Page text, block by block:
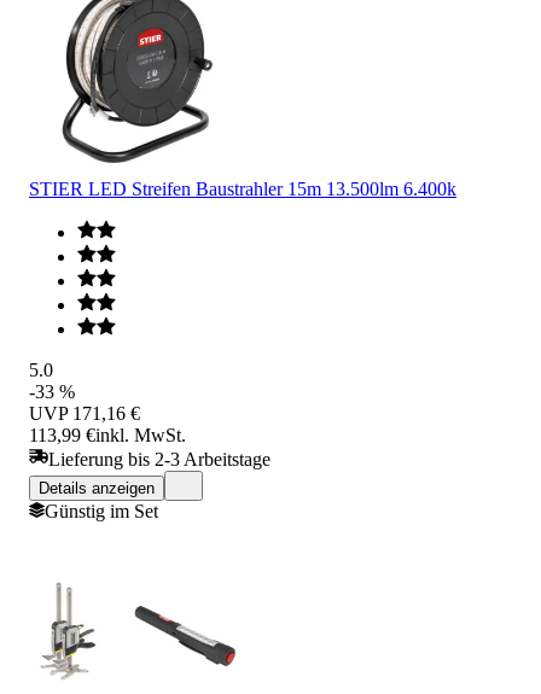
STIER LED Streifen Baustrahler 15m 13.500lm 6.400k
5.0
-33 %
UVP 171,16 €
113,99 €inkl. MwSt.
Lieferung bis 2-3 Arbeitstage
Details anzeigen
Günstig im Set